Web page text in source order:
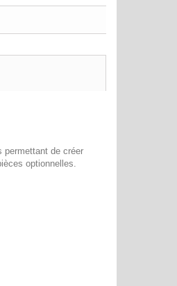
permettant de créer
optionnelles.